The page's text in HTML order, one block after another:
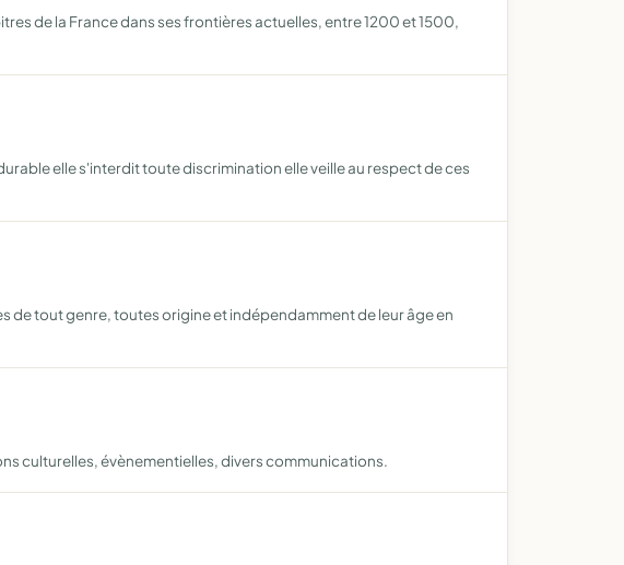
de la France dans ses frontières actuelles, entre 1200 et 1500,
elle s'interdit toute discrimination elle veille au respect de ces
de tout genre, toutes origine et indépendamment de leur âge en
culturelles, évènementielles, divers communications.